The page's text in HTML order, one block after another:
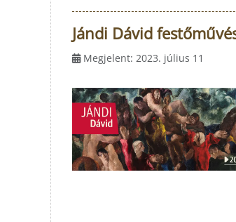
Jándi Dávid
Megjelent: 2023. július 11